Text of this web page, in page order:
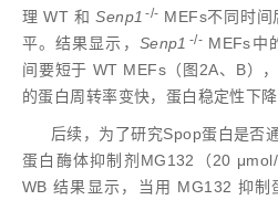
理 WT 和Senp1 -/- MEFs不同时间
平。结果显示， Senp1 -/- MEFs中
间要短于 WT MEFs（图2A、B）
的蛋白周转率变快，蛋白稳定性下降
后续，为了研究Spop蛋白是否
蛋白酶体抑制剂MG132（20
WB 结果显示，当用 MG132 抑